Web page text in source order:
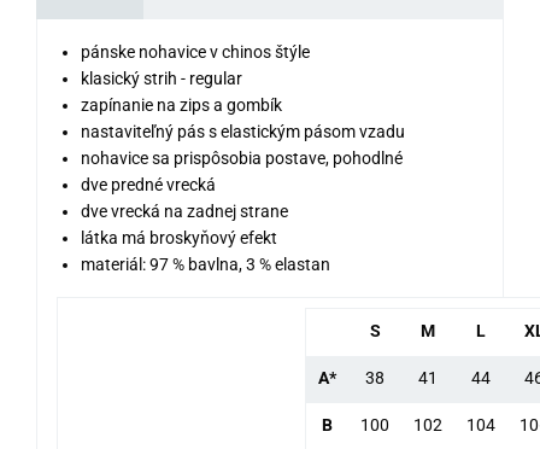
pánske nohavice v chinos štýle
klasický strih - regular
zapínanie na zips a gombík
nastaviteľný pás s elastickým pásom vzadu
nohavice sa prispôsobia postave, pohodlné
dve predné vrecká
dve vrecká na zadnej strane
látka má broskyňový efekt
materiál: 97 % bavlna, 3 % elastan
S M L
A* 38 41 44
B 100 102 104